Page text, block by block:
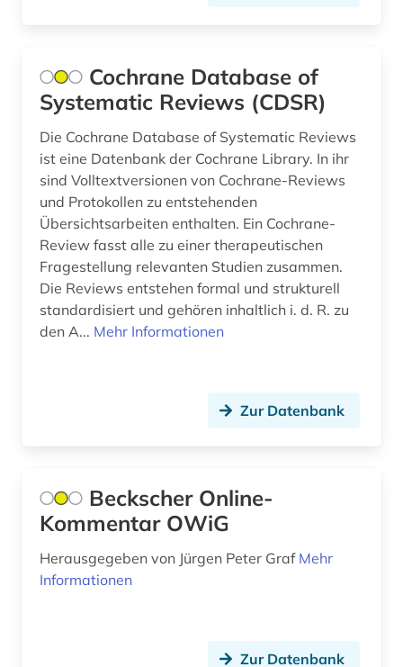
amtsblatt (11)
amtsdrucksache (14)
analyse (2)
analysen (2)
analysis (1)
analytische chemie (2)
anarchismus (1)
anden (1)
angewandte chemie (1)
angewandte kinesiologie (1)
Cochrane Database of
Systematic Reviews (CDSR)
Die Cochrane Database of Systematic Reviews
ist eine Datenbank der Cochrane Library. In ihr
sind Volltextversionen von Cochrane-Reviews
und Protokollen zu entstehenden
Übersichtsarbeiten enthalten. Ein Cochrane-
Review fasst alle zu einer therapeutischen
Fragestellung relevanten Studien zusammen.
Die Reviews entstehen formal und strukturell
standardisiert und gehören inhaltlich i. d. R. zu
den A... Mehr Informationen
Zur Datenbank
Beckscher Online-
Kommentar OWiG
Herausgegeben von Jürgen Peter Graf Mehr
Informationen
Zur Datenbank